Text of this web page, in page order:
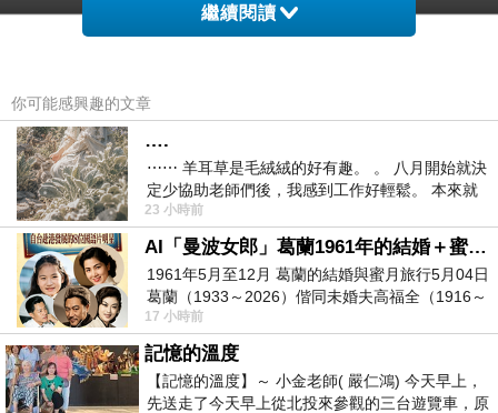
影片...
影片中泡麵露出鬼看見都會害怕的笑容，一一向
食材們、器材們、餐具們「噓寒問暖」著，只見
食材們
魂驚魄落，器材們拔足狂奔，餐具們退避三舍，
只剩燒開水與泡麵融合，營造他們「友好」的表
面以及泡麵體貼入微的畫面。
繼續閱讀
你可能感興趣的文章
….
⋯⋯ 羊耳草是毛絨絨的好有趣。 。 八月開始就決
定少協助老師們後，我感到工作好輕鬆。 本來就
不是我的工作啊。 真
23 小時前
AI「曼波女郎」葛蘭1961年的結婚＋蜜月旅行 #戀上老電影 #葛蘭 #粟子
1961年5月至12月 葛蘭的結婚與蜜月旅行5月04日
葛蘭（1933～2026）偕同未婚夫高福全（1916～
2004）乘郵輪赴倫敦6月15日於英國倫敦St.S
17 小時前
記憶的溫度
【記憶的溫度】～ 小金老師( 嚴仁鴻) 今天早上，
先送走了今天早上從北投來參觀的三台遊覽車，原